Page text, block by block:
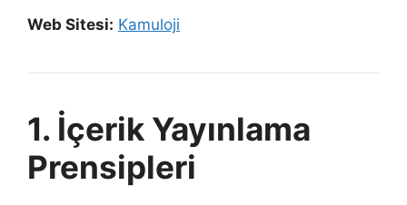
Web Sitesi: Kamuloji
1. İçerik Yayınlama
Prensipleri